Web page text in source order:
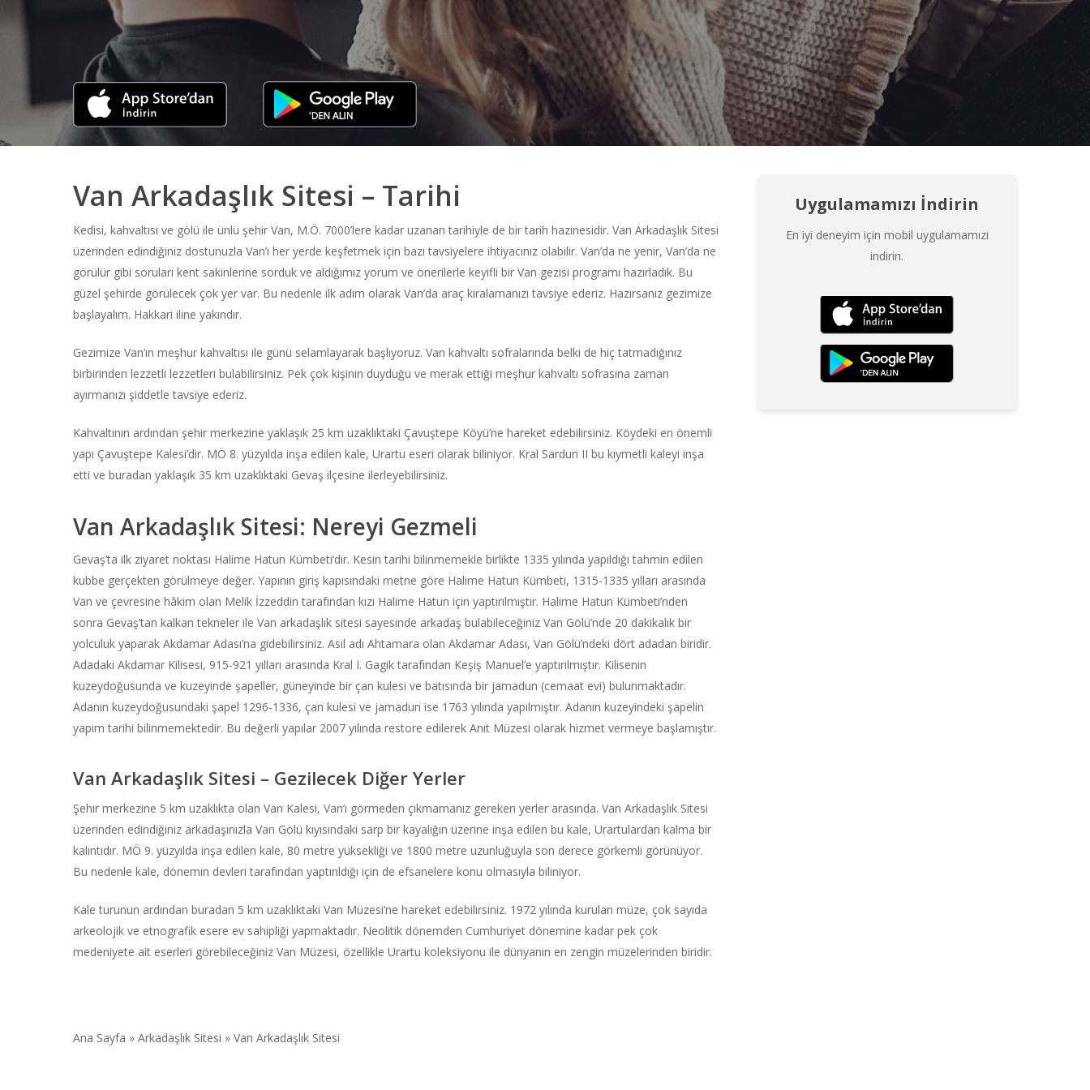
Van Arkadaşlık Sitesi – Tarihi
Kedisi, kahvaltısı ve gölü ile ünlü şehir Van, M.Ö. 7000’lere kadar uzanan tarihiyle de bir tarih hazinesidir. Van Arkadaşlık Sitesi
üzerinden edindiğiniz dostunuzla Van’ı her yerde keşfetmek için bazı tavsiyelere ihtiyacınız olabilir. Van’da ne yenir, Van’da ne
görülür gibi soruları kent sakinlerine sorduk ve aldığımız yorum ve önerilerle keyifli bir Van gezisi programı hazırladık. Bu
güzel şehirde görülecek çok yer var. Bu nedenle ilk adım olarak Van’da araç kiralamanızı tavsiye ederiz. Hazırsanız gezimize
başlayalım. Hakkari iline yakındır.
Gezimize Van’ın meşhur kahvaltısı ile günü selamlayarak başlıyoruz. Van kahvaltı sofralarında belki de hiç tatmadığınız
birbirinden lezzetli lezzetleri bulabilirsiniz. Pek çok kişinin duyduğu ve merak ettiği meşhur kahvaltı sofrasına zaman
ayırmanızı şiddetle tavsiye ederiz.
Kahvaltının ardından şehir merkezine yaklaşık 25 km uzaklıktaki Çavuştepe Köyü’ne hareket edebilirsiniz. Köydeki en önemli
yapı Çavuştepe Kalesi’dir. MÖ 8. yüzyılda inşa edilen kale, Urartu eseri olarak biliniyor. Kral Sarduri II bu kıymetli kaleyi inşa
etti ve buradan yaklaşık 35 km uzaklıktaki Gevaş ilçesine ilerleyebilirsiniz.
Van Arkadaşlık Sitesi: Nereyi Gezmeli
Gevaş’ta ilk ziyaret noktası Halime Hatun Kümbeti‘dir. Kesin tarihi bilinmemekle birlikte 1335 yılında yapıldığı tahmin edilen
kubbe gerçekten görülmeye değer. Yapının giriş kapısındaki metne göre Halime Hatun Kümbeti, 1315-1335 yılları arasında
Van ve çevresine hâkim olan Melik İzzeddin tarafından kızı Halime Hatun için yaptırılmıştır. Halime Hatun Kümbeti’nden
sonra Gevaş’tan kalkan tekneler ile Van arkadaşlık sitesi sayesinde arkadaş bulabileceğiniz Van Gölü’nde 20 dakikalık bir
yolculuk yaparak Akdamar Adası’na gidebilirsiniz. Asıl adı Ahtamara olan Akdamar Adası, Van Gölü’ndeki dört adadan biridir.
Adadaki Akdamar Kilisesi, 915-921 yılları arasında Kral I. Gagik tarafından Keşiş Manuel’e yaptırılmıştır. Kilisenin
kuzeydoğusunda ve kuzeyinde şapeller, güneyinde bir çan kulesi ve batısında bir jamadun (cemaat evi) bulunmaktadır.
Adanın kuzeydoğusundaki şapel 1296-1336, çan kulesi ve jamadun ise 1763 yılında yapılmıştır. Adanın kuzeyindeki şapelin
yapım tarihi bilinmemektedir. Bu değerli yapılar 2007 yılında restore edilerek Anıt Müzesi olarak hizmet vermeye başlamıştır.
Van Arkadaşlık Sitesi – Gezilecek Diğer Yerler
Şehir merkezine 5 km uzaklıkta olan Van Kalesi, Van’ı görmeden çıkmamanız gereken yerler arasında. Van Arkadaşlık Sitesi
üzerinden edindiğiniz arkadaşınızla Van Gölü kıyısındaki sarp bir kayalığın üzerine inşa edilen bu kale, Urartulardan kalma bir
kalıntıdır. MÖ 9. yüzyılda inşa edilen kale, 80 metre yüksekliği ve 1800 metre uzunluğuyla son derece görkemli görünüyor.
Bu nedenle kale, dönemin devleri tarafından yaptırıldığı için de efsanelere konu olmasıyla biliniyor.
Kale turunun ardından buradan 5 km uzaklıktaki Van Müzesi’ne hareket edebilirsiniz. 1972 yılında kurulan müze, çok sayıda
arkeolojik ve etnografik esere ev sahipliği yapmaktadır. Neolitik dönemden Cumhuriyet dönemine kadar pek çok
medeniyete ait eserleri görebileceğiniz Van Müzesi, özellikle Urartu koleksiyonu ile dünyanın en zengin müzelerinden biridir.
Ana Sayfa » Arkadaşlık Sitesi » Van Arkadaşlık Sitesi
Uygulamamızı İndirin
En iyi deneyim için mobil uygulamamızı
indirin.